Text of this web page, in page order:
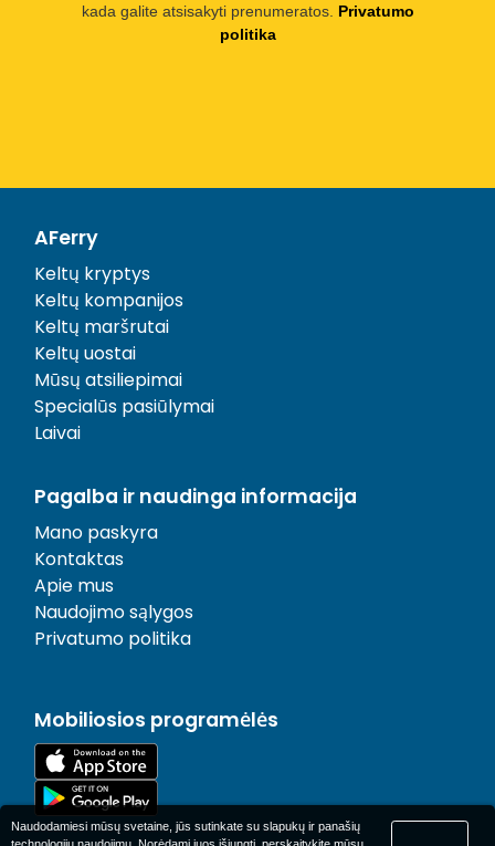
kada galite atsisakyti prenumeratos. Privatumo
politika
AFerry
Keltų kryptys
Keltų kompanijos
Keltų maršrutai
Keltų uostai
Mūsų atsiliepimai
Specialūs pasiūlymai
Laivai
Pagalba ir naudinga informacija
Mano paskyra
Kontaktas
Apie mus
Naudojimo sąlygos
Privatumo politika
Mobiliosios programėlės
Naudodamiesi mūsų svetaine, jūs sutinkate su slapukų ir panašių